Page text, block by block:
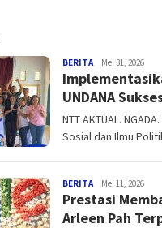
BERITANTT
AKTUAL
Mei 31, 2026
UNDANA
NTT AKTUAL.
Sosial dan Ilmu
BERITANTT
AKTUAL
Mei 11, 2026
Prestasi
Arleen Pah